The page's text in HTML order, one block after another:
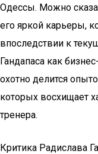
Одессы. Можно
его яркой карьеры,
впоследствии к
Гандапаса как
охотно делится
которых восхищает
тренера.
Критика Радислава